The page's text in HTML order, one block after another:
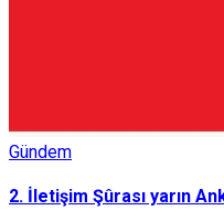
Gündem
2. İletişim Şûrası yarın